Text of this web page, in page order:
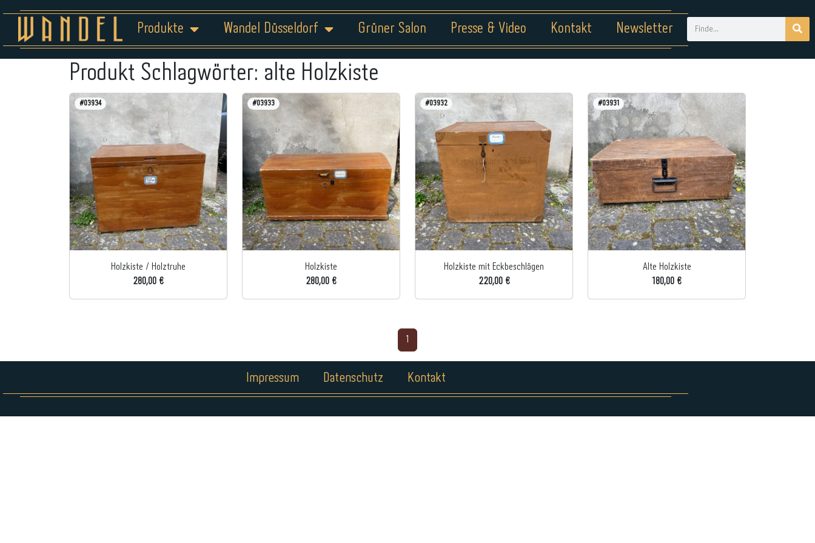
Produkte Wandel Düsseldorf Grüner Salon Presse & Video Kontakt Newsletter
Produkt Schlagwörter: alte Holzkiste
#03934
Holzkiste / Holztruhe
280,00 €
#03933
Holzkiste
280,00 €
#03932
Holzkiste mit Eckbeschlägen
220,00 €
#03931
Alte Holzkiste
180,00 €
Impressum Datenschutz Kontakt